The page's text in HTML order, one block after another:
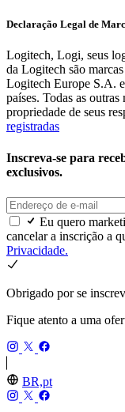
Declaração Legal de
Logitech, Logi, seus
da Logitech são
Logitech Europe S.A.
países. Todas as outras
propriedade de seus
registradas
Inscreva-se para
exclusivos.
Eu quero
cancelar a inscrição a
Privacidade.
Obrigado por se
Fique atento a uma
BR,pt